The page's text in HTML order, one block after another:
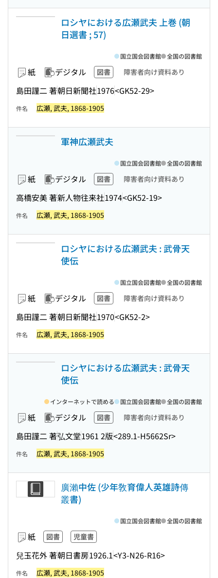
ロシヤにおける広瀬武夫 上巻 (朝
日選書 ; 57)
紙 デジタル 図書 障害者向け資料あり
島田謹二 著朝日新聞社1976<GK52-29>
国立国会図書館 全国の図書館
件名 広瀬, 武夫, 1868-1905
軍神広瀬武夫
紙 デジタル 図書 障害者向け資料あり
高橋安美 著新人物往来社1974<GK52-19>
国立国会図書館 全国の図書館
件名 広瀬, 武夫, 1868-1905
ロシヤにおける広瀬武夫 : 武骨天
使伝
紙 デジタル 図書 障害者向け資料あり
島田謹二 著朝日新聞社1970<GK52-2>
国立国会図書館 全国の図書館
件名 広瀬, 武夫, 1868-1905
ロシヤにおける広瀬武夫 : 武骨天
使伝
紙 デジタル 図書 障害者向け資料あり
島田謹二 著弘文堂1961 2版<289.1-H5662Sr>
インターネットで読める 国立国会図書館 全国の図書館
件名 広瀬, 武夫, 1868-1905
廣瀨中佐 (少年敎育偉人英雄詩傳
叢書)
紙 図書 児童書
兒玉花外 著朝日書房1926.1<Y3-N26-R16>
国立国会図書館 全国の図書館
件名 広瀬, 武夫, 1868-1905